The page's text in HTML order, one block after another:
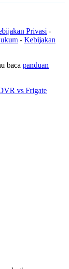
Privasi -
- Kebijakan
baca panduan
vs Frigate